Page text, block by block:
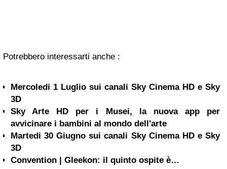
Potrebbero interessarti anche :
Mercoledi 1 Luglio sui canali Sky Cinema HD e Sky
3D
Sky Arte HD per i Musei, la nuova app per
avvicinare i bambini al mondo dell'arte
Martedi 30 Giugno sui canali Sky Cinema HD e Sky
3D
Convention | Gleekon: il quinto ospite è…